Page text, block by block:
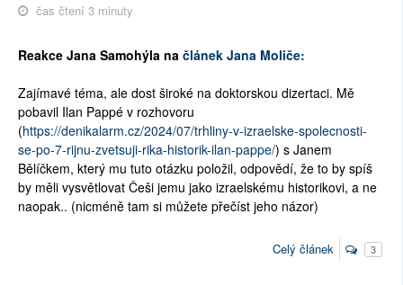
čas čtení 3 minuty
Reakce Jana Samohýla na článek Jana Moliče:
Zajímavé téma, ale dost široké na doktorskou dizertaci. Mě
pobavil Ilan Pappé v rozhovoru
(https://denikalarm.cz/2024/07/trhliny-v-izraelske-spolecnosti-
se-po-7-rijnu-zvetsuji-rika-historik-ilan-pappe/) s Janem
Bělíčkem, který mu tuto otázku položil, odpovědí, že to by spíš
by měli vysvětlovat Češi jemu jako izraelskému historikovi, a ne
naopak.. (nicméně tam si můžete přečíst jeho názor)
Celý článek 3